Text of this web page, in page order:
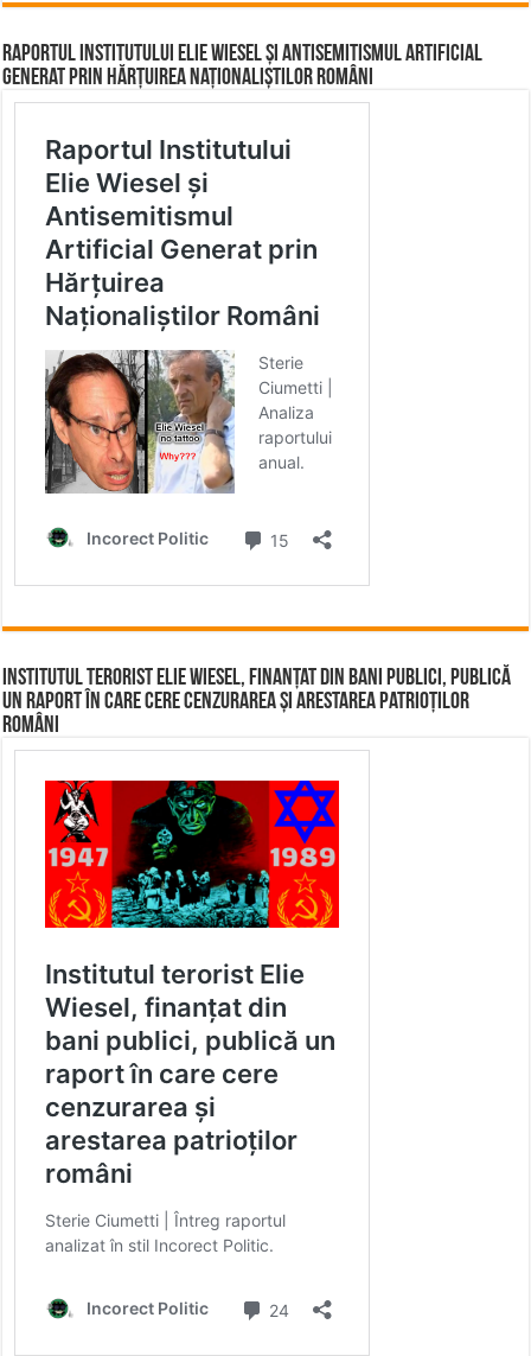
Raportul Institutului Elie Wiesel și Antisemitismul Artificial
Generat prin Hărțuirea Naționaliștilor Români
Institutul terorist Elie Wiesel, finanțat din bani publici, publică
un raport în care cere cenzurarea și arestarea patrioților
români